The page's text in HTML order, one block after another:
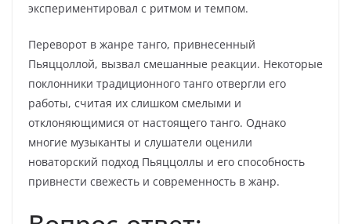
экспериментировал с ритмом и темпом.
Переворот в жанре танго, привнесенный
Пьяццоллой, вызвал смешанные реакции. Некоторые
поклонники традиционного танго отвергли его
работы, считая их слишком смелыми и
отклоняющимися от настоящего танго. Однако
многие музыканты и слушатели оценили
новаторский подход Пьяццоллы и его способность
привнести свежесть и современность в жанр.